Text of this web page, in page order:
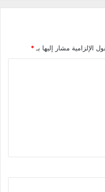
الإلزامية مشار إليها بـ*